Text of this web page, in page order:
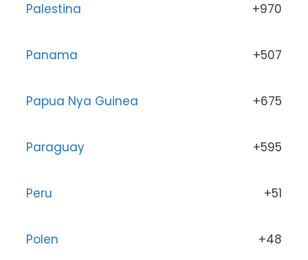
Palestina +970
Panama +507
Papua Nya Guinea +675
Paraguay +595
Peru +51
Polen +48